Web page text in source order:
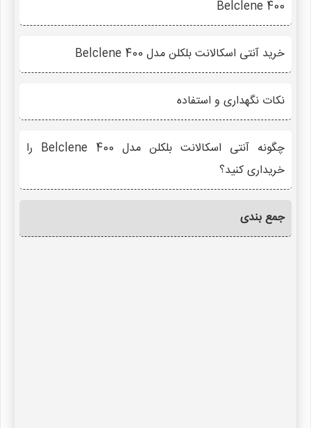
Belclene 400
خرید آنتی اسکالانت بلکلن مدل Belclene 400
نکات نگهداری و استفاده
چگونه آنتی اسکالانت بلکلن مدل Belclene 400 را
خریداری کنید؟
جمع بندی